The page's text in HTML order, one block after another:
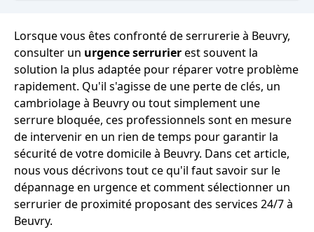
Lorsque vous êtes confronté de serrurerie à Beuvry,
consulter un urgence serrurierest souvent la
solution la plus adaptée pour réparer votre problème
rapidement. Qu'il s'agisse de une perte de clés, un
cambriolage à Beuvry ou tout simplement une
serrure bloquée, ces professionnels sont en mesure
de intervenir en un rien de temps pour garantir la
sécurité de votre domicile à Beuvry. Dans cet article,
nous vous décrivons tout ce qu'il faut savoir sur le
dépannage en urgence et comment sélectionner un
serrurier de proximité proposant des services 24/7 à
Beuvry.